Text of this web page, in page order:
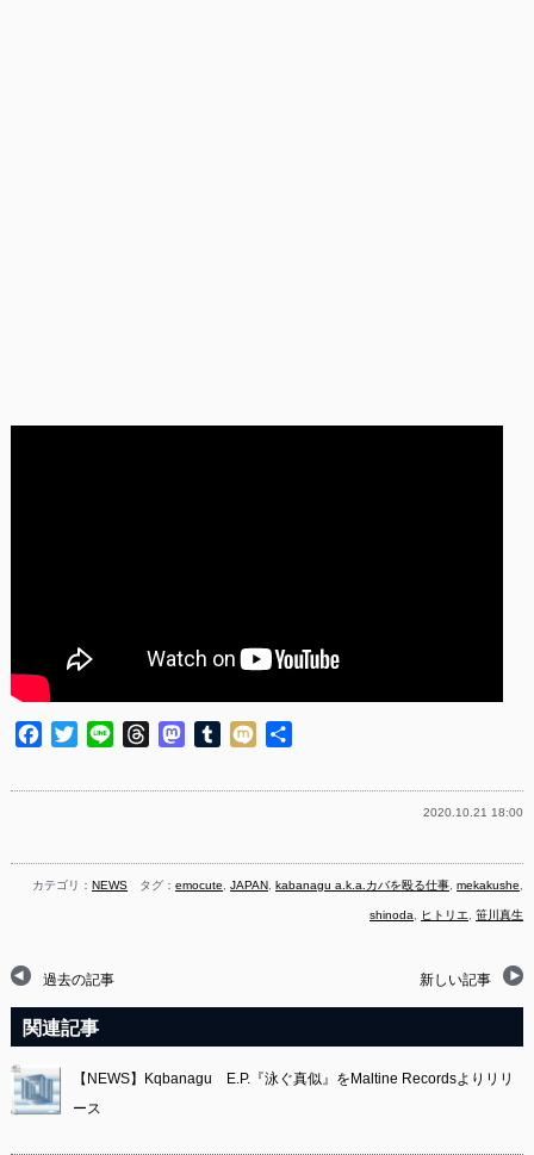
Facebook
TwitterLine ThreadsMastodon
Tumblr
Mixi
2020.10.21 18:00
カテゴリ：NEWS タグ：emocute ,JAPAN ,kabanagu a.k.a.カバを殴る仕事 ,mekakushe
shinoda ヒトリエ ,笹川真生
過去の記事 新しい記事
関連記事
【NEWS】Kqbanagu E.P.『泳ぐ真似』をMaltine Recordsよりリリ
ース